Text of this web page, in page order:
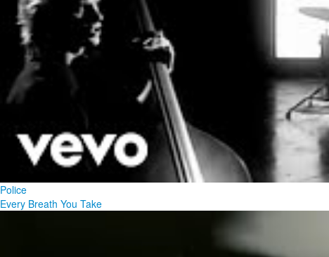
Police
Every Breath You Take